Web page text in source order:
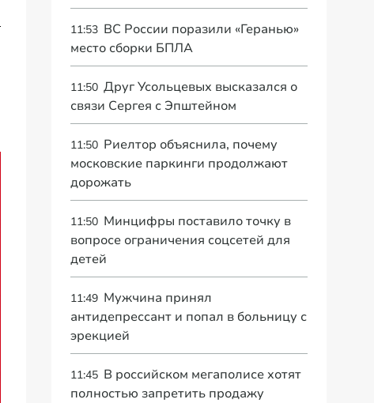
11:53 ВС России поразили «Геранью»
место сборки БПЛА
11:50 Друг Усольцевых высказался о
связи Сергея с Эпштейном
11:50 Риелтор объяснила, почему
московские паркинги продолжают
дорожать
11:50 Минцифры поставило точку в
вопросе ограничения соцсетей для
детей
11:49 Мужчина принял
антидепрессант и попал в больницу с
эрекцией
11:45 В российском мегаполисе хотят
полностью запретить продажу